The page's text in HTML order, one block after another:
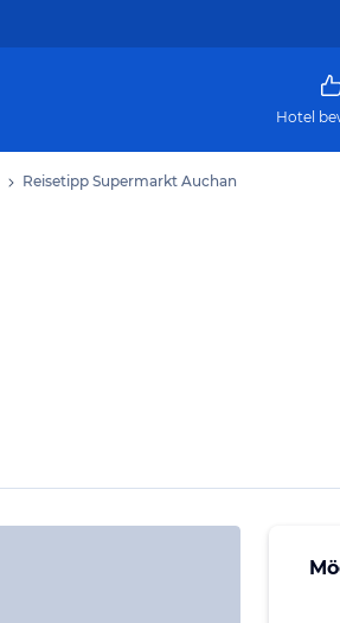
Hotel
Reisetipp Supermarkt Auchan